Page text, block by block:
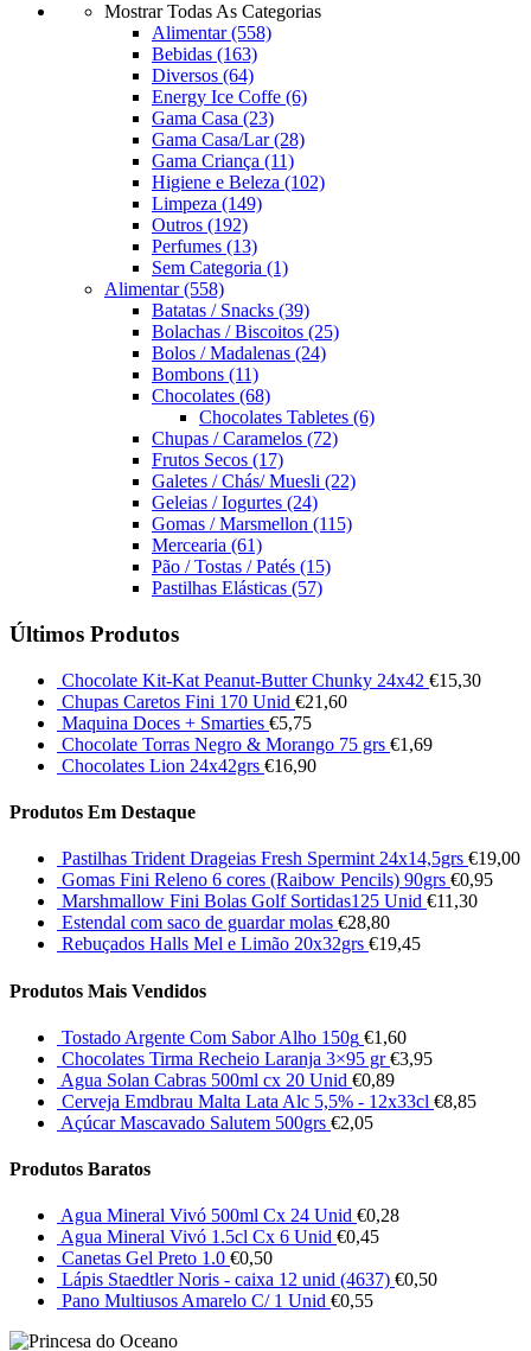
Mostrar Todas As Categorias
Alimentar(558)
Bebidas (163)
Diversos (64)
Energy Ice Coffe (6)
Gama Casa (23)
Gama Casa/Lar(28)
Gama Criança (11)
Higiene e Beleza (102)
Limpeza (149)
Outros (192)
Perfumes (13)
Sem Categoria (1)
Alimentar(558)
Batatas / Snacks (39)
Bolachas / Biscoitos (25)
Bolos / Madalenas (24)
Bombons (11)
Chocolates (68)
Chocolates Tabletes (6)
Chupas / Caramelos (72)
Frutos Secos (17)
Galetes / Chás/ Muesli (22)
Geleias / Iogurtes (24)
Gomas / Marsmellon (115)
Mercearia (61)
Pão / Tostas / Patés (15)
Pastilhas Elásticas (57)
Últimos Produtos
Chocolate Kit-Kat Peanut-Butter Chunky 24x42 €15,30
Chupas Caretos Fini 170 Unid €21,60
Maquina Doces + Smarties €5,75
Chocolate Torras Negro & Morango 75 grs €1,69
Chocolates Lion 24x42grs €16,90
Produtos Em Destaque
Pastilhas Trident Drageias Fresh Spermint 24x14,5grs €19,00
Gomas Fini Releno 6 cores (Raibow Pencils) 90grs €0,95
Marshmallow Fini Bolas Golf Sortidas125 Unid €11,30
Estendal com saco de guardar molas €28,80
Rebuçados Halls Mel e Limão 20x32grs €19,45
Produtos Mais Vendidos
Tostado Argente Com Sabor Alho 150g €1,60
Chocolates Tirma Recheio Laranja 3×95 gr €3,95
Agua Solan Cabras 500ml cx 20 Unid €0,89
Cerveja Emdbrau Malta Lata Alc 5,5% - 12x33cl €8,85
Açúcar Mascavado Salutem 500grs €2,05
Produtos Baratos
Agua Mineral Vivó 500ml Cx 24 Unid €0,28
Agua Mineral Vivó 1.5cl Cx 6 Unid €0,45
Canetas Gel Preto 1.0 €0,50
Lápis Staedtler Noris - caixa 12 unid (4637) €0,50
Pano Multiusos Amarelo C/ 1 Unid €0,55